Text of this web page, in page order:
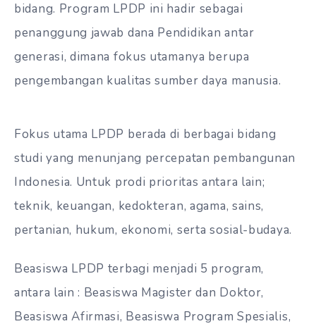
bidang. Program LPDP ini hadir sebagai
penanggung jawab dana Pendidikan antar
generasi, dimana fokus utamanya berupa
pengembangan kualitas sumber daya manusia.
Fokus utama LPDP berada di berbagai bidang
studi yang menunjang percepatan pembangunan
Indonesia. Untuk prodi prioritas antara lain;
teknik, keuangan, kedokteran, agama, sains,
pertanian, hukum, ekonomi, serta sosial-budaya.
Beasiswa LPDP terbagi menjadi 5 program,
antara lain : Beasiswa Magister dan Doktor,
Beasiswa Afirmasi, Beasiswa Program Spesialis,